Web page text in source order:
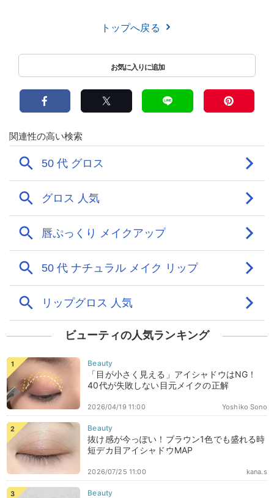
トップへ戻る
ビューティの人気ランキング
「目が小さく見える」アイシャドウはNG！
40代が失敗しない目元メイクの正解
Yoshiko Sono
2026/04/19 11:00
抜け感が今っぽい！ブラウン1色でも盛れる時
短デカ目アイシャドウMAP
kana.s
2026/07/25 11:00